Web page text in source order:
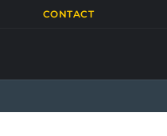
CONTACT